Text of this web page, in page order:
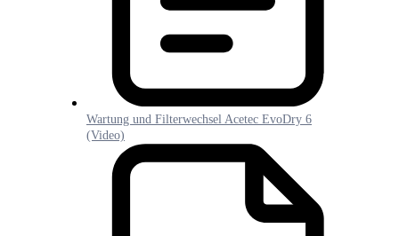
Wartung und Filterwechsel Acetec EvoDry 6
(Video)